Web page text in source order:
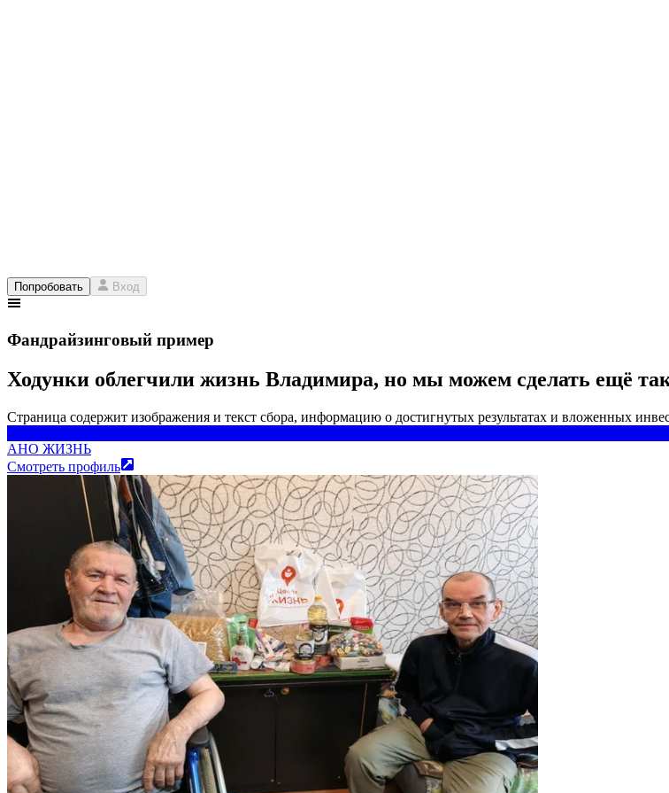
Попробовать Вход
Фандрайзинговый пример
Ходунки облегчили жизнь Владимира, но мы можем сделать ещё
Страница содержит изображения и текст сбора, информацию о достигнутых результатах и вложенных
АНО ЖИЗНЬ
Смотреть профиль